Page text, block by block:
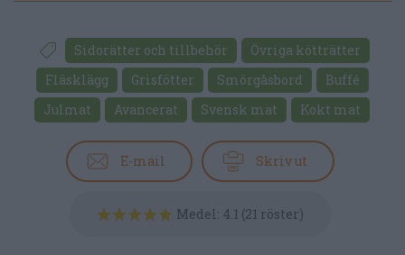
Sidorätter och tillbehör
Övriga kötträtter
Fläsklägg
Grisfötter Smörgåsbord
Buffé
Julmat
Avancerat Svensk mat Kokt mat
E-mail Skriv ut
Medel: 4.1 (21 röster)